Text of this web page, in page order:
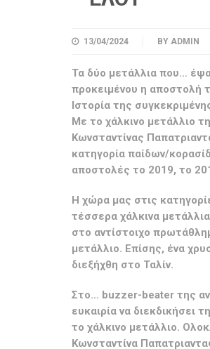
13/04/2024 BY ADMIN
Τα δύο μετάλλια που…
προκειμένου η αποστολή
Ιστορία της
Με το χάλκινο μετάλλιο
Κωνσταντίνας
κατηγορία παίδων/
αποστολές το 2019, το
Η χώρα μας στις
τέσσερα χάλκινα
στο αντίστοιχο
μετάλλιο. Επίσης, ένα
διεξήχθη στο Ταλίν.
Στο… buzzer-beater της
ευκαιρία να διεκδικήσει
το χάλκινο μετάλλιο.
Κωνσταντίνα